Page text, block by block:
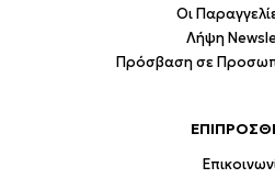
Οι
Λήψη
Πρόσβαση σε